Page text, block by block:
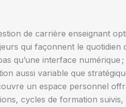
de carrière enseignant
qui façonnent le
qu’une interface numérique
aussi variable que
un espace personnel
cycles de formation